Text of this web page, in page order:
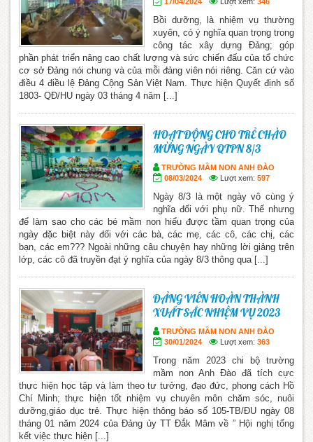
Bồi dưỡng, là nhiệm vụ thường
xuyên, có ý nghĩa quan trọng trong
công tác xây dựng Đảng; góp
phần phát triển nâng cao chất lượng và sức chiến đấu của tổ chức
cơ sở Đảng nói chung và của mỗi đảng viên nói riêng. Căn cứ vào
điều 4 điều lệ Đảng Cộng Sản Việt Nam. Thực hiện Quyết định số
1803- QĐ/HU ngày 03 tháng 4 năm [...]
HOẠT ĐỘNG CHO TRẺ CHÀO
MỪNG NGÀY QTPN 8/3
TRƯỜNG MẦM NON ANH ĐÀO
08/03/2024
Lượt xem: 597
Ngày 8/3 là một ngày vô cùng ý
nghĩa đối với phụ nữ. Thế nhưng
để làm sao cho các bé mầm non hiểu được tầm quan trọng của
ngày đặc biệt này đối với các bà, các mẹ, các cô, các chị, các
bạn, các em??? Ngoài những câu chuyện hay những lời giảng trên
lớp, các cô đã truyền đạt ý nghĩa của ngày 8/3 thông qua [...]
ĐẢNG VIÊN HOÀN THÀNH
XUẤT SẮC NHIỆM VỤ 2023
TRƯỜNG MẦM NON ANH ĐÀO
30/01/2024
Lượt xem: 363
Trong năm 2023 chi bộ trường
mầm non Anh Đào đã tích cực
thực hiện học tập và làm theo tư tưởng, đạo đức, phong cách Hồ
Chí Minh; thực hiện tốt nhiệm vụ chuyên môn chăm sóc, nuôi
dưỡng,giáo dục trẻ. Thực hiện thông báo số 105-TB/ĐU ngày 08
tháng 01 năm 2024 của Đảng ủy TT Đắk Mâm về ” Hội nghị tổng
kết việc thực hiện [...]